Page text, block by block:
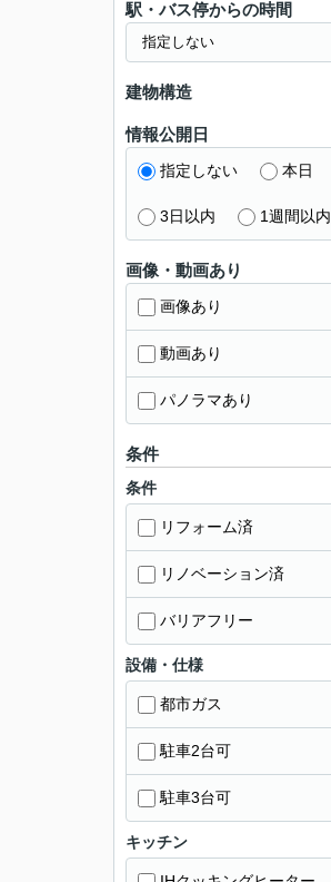
駅・バス停からの時間
建物構造
情報公開日
指定しない 本日
3日以内 1週間以内
画像・動画あり
画像あり
動画あり
パノラマあり
条件
条件
リフォーム済
リノベーション済
バリアフリー
設備・仕様
都市ガス
駐車2台可
駐車3台可
キッチン